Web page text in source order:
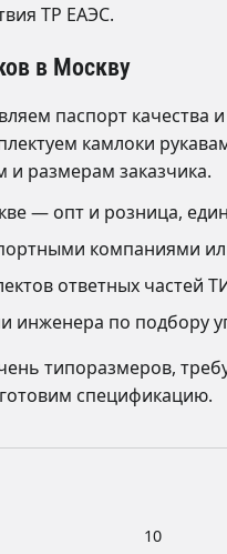
ТР ЕАЭС.
в Москву
паспорт качества
камлоки
размерам заказчика.
— опт и розница,
компаниями
ответных частей
инженера по подбору
типоразмеров,
спецификацию.
10